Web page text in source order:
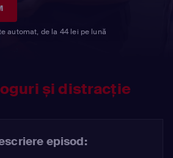
automat, de la 44 lei pe lună
și distracție
episod: